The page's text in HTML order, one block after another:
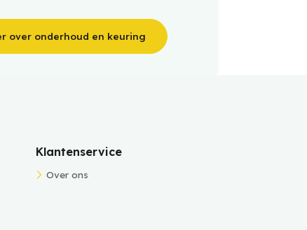
over onderhoud en keuring
Klantenservice
Over ons